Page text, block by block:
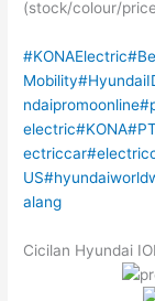
(stock/colour/
#KONAElectric
Mobility
ndaipromoonline
electric#KONA
ectriccar
US
alang
Cicilan Hyundai